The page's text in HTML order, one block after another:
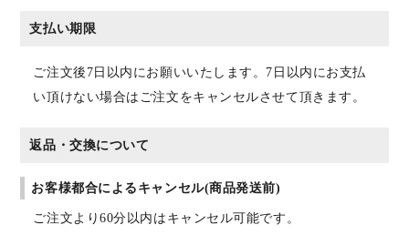
支払い期限
ご注文後7日以内にお願いいたします。7日以内にお支払
い頂けない場合はご注文をキャンセルさせて頂きます。
返品・交換について
お客様都合によるキャンセル(商品発送前)
ご注文より60分以内はキャンセル可能です。